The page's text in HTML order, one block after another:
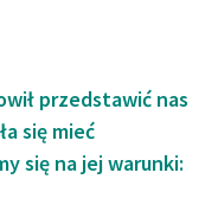
przedstawić nas
się mieć
się na jej warunki: